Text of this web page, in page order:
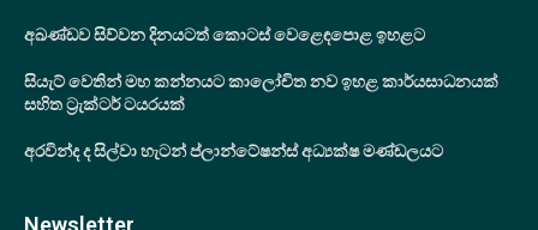
අඛණ්ඩව සිව්වන දිනයටත් කොටස් වෙළෙඳපොළ ඉහළට
සියැට් වෙතින් මහ කන්නයට කාලෝචිත නව ඉහළ කාර්යසාධනයක්
සහිත ට්‍රැක්ටර් ටයරයක්
අරවින්ද ද සිල්වා හැටන් ප්ලාන්ටේෂන්ස් අධ්‍යක්ෂ මණ්ඩලයට
Newsletter